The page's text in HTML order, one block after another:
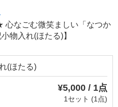
心なごむ微笑ましい「なつか
物入れ(ほたる)】
(ほたる)
¥5,000 / 1点
1セット (1点)